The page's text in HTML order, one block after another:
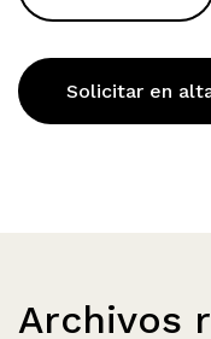
Solicitar en
Archivos